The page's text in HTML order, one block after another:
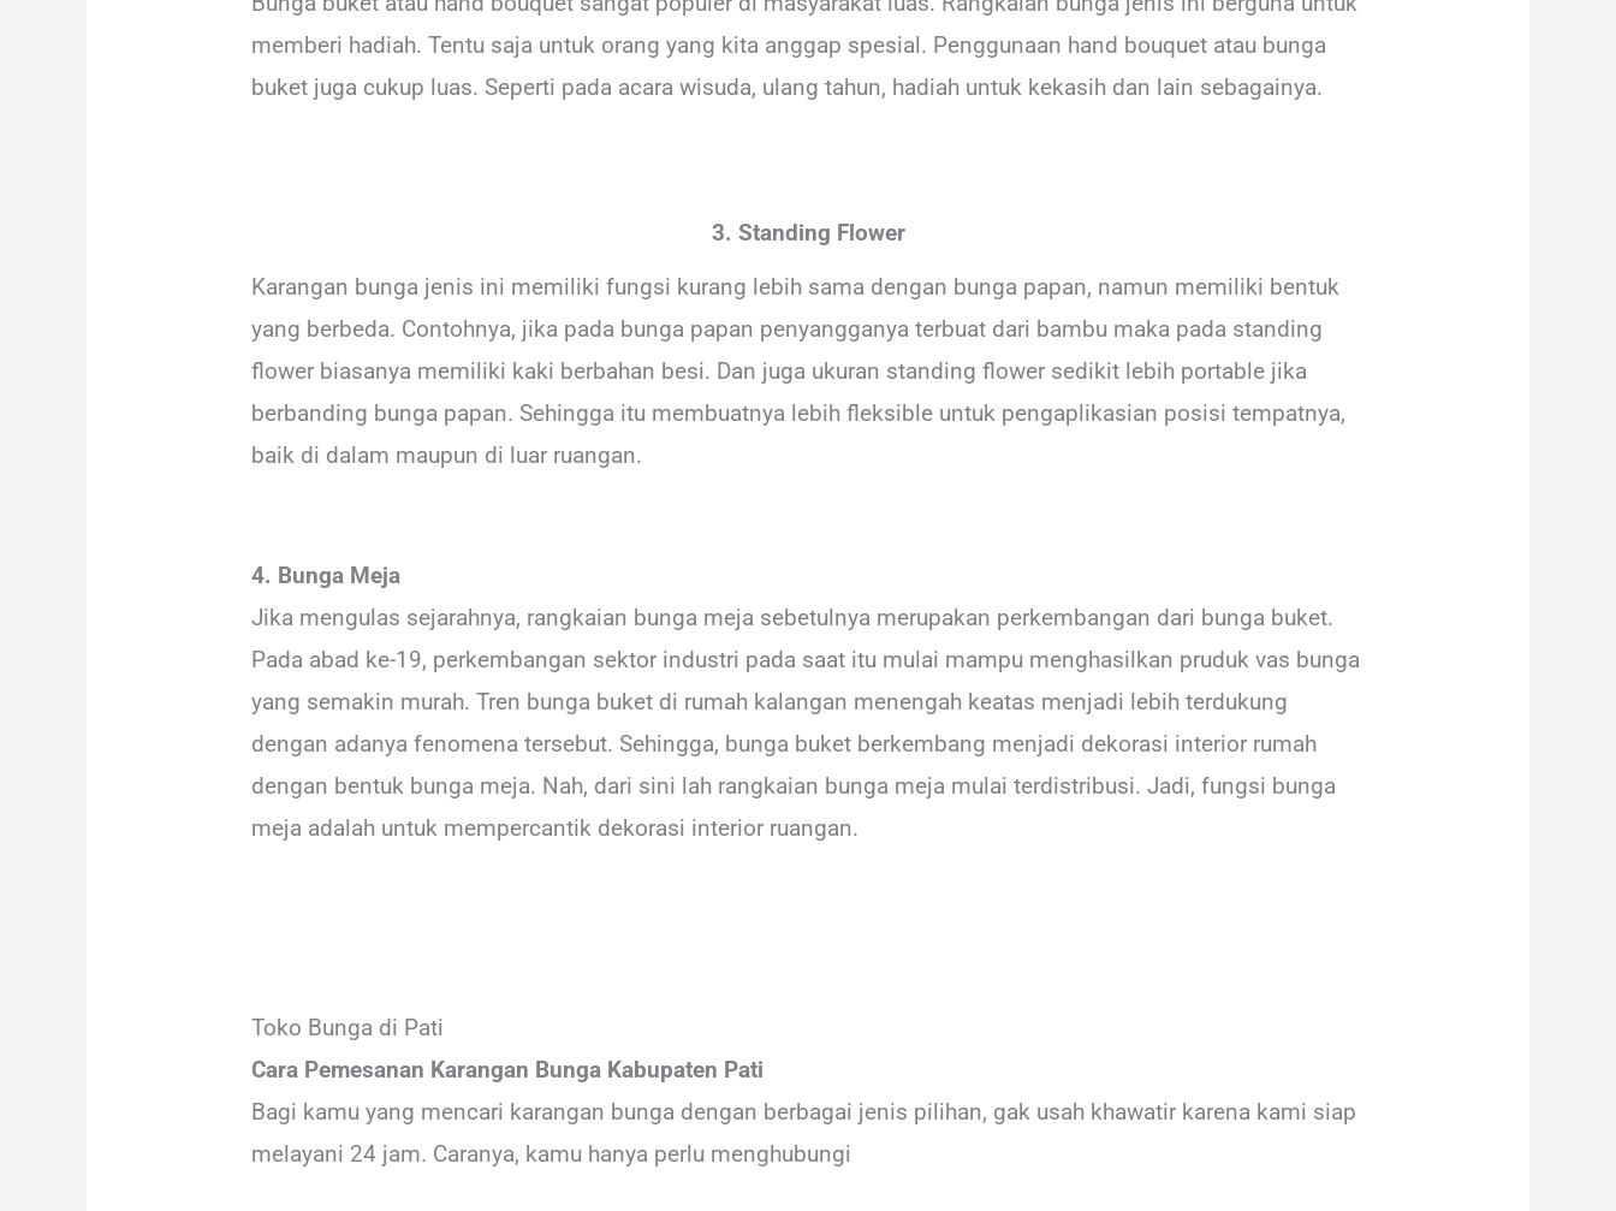
memberi hadiah. Tentu saja untuk orang yang kita anggap spesial. Penggunaan hand bouquet atau bunga
buket juga cukup luas. Seperti pada acara wisuda, ulang tahun, hadiah untuk kekasih dan lain sebagainya.
3. Standing Flower
Karangan bunga jenis ini memiliki fungsi kurang lebih sama dengan bunga papan, namun memiliki bentuk
yang berbeda. Contohnya, jika pada bunga papan penyangganya terbuat dari bambu maka pada standing
flower biasanya memiliki kaki berbahan besi. Dan juga ukuran standing flower sedikit lebih portable jika
berbanding bunga papan. Sehingga itu membuatnya lebih fleksible untuk pengaplikasian posisi tempatnya,
baik di dalam maupun di luar ruangan.
4. Bunga Meja
Jika mengulas sejarahnya, rangkaian bunga meja sebetulnya merupakan perkembangan dari bunga buket.
Pada abad ke-19, perkembangan sektor industri pada saat itu mulai mampu menghasilkan pruduk vas bunga
yang semakin murah. Tren bunga buket di rumah kalangan menengah keatas menjadi lebih terdukung
dengan adanya fenomena tersebut. Sehingga, bunga buket berkembang menjadi dekorasi interior rumah
dengan bentuk bunga meja. Nah, dari sini lah rangkaian bunga meja mulai terdistribusi. Jadi, fungsi bunga
meja adalah untuk mempercantik dekorasi interior ruangan.
Toko Bunga di Pati
Cara Pemesanan Karangan Bunga Kabupaten Pati
Bagi kamu yang mencari karangan bunga dengan berbagai jenis pilihan, gak usah khawatir karena kami siap
melayani 24 jam. Caranya, kamu hanya perlu menghubungi